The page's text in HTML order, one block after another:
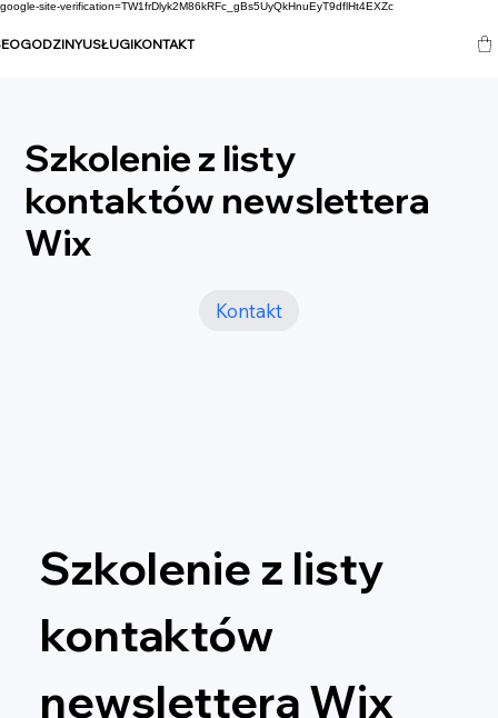
google-site-verification=TW1frDlyk2M86kRFc_gBs5UyQkHnuEyT9dflHt4EXZc
GODZINYUSŁUGIKONTAKT
Szkolenie z listy
kontaktów newslettera
Wix
Kontakt
Szkolenie z listy
kontaktów
newslettera Wix